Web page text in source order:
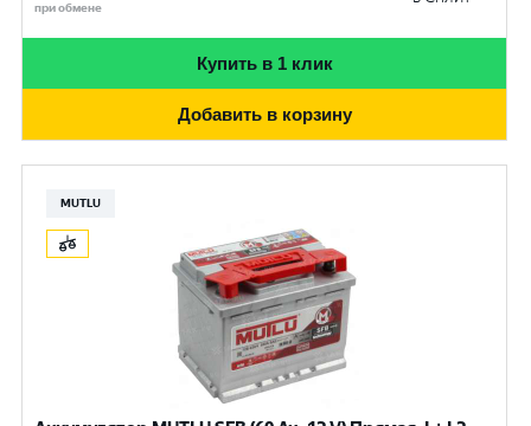
при обмене
Купить в 1 клик
Добавить в корзину
MUTLU